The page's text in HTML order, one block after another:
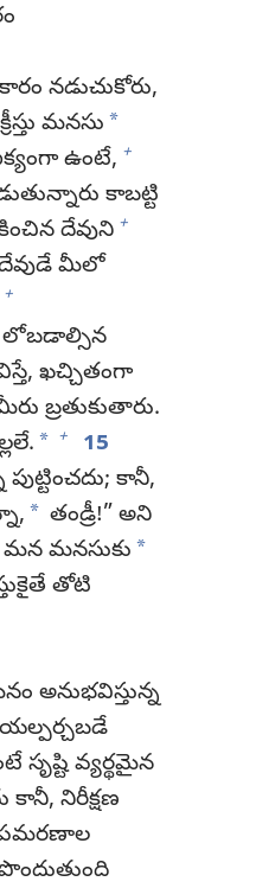
నడుచుకోరు,
మనసు *
ఉంటే, +
కాబట్టి
దేవుని +
దేవుడే మీలో
+
లోబడాల్సిన
ఖచ్చితంగా
బ్రతుకుతారు.
* +
15
కానీ,
* తండ్రీ!” అని
మన మనసుకు *
తోటి
సృష్టి వ్యర్థమైన
కానీ, నిరీక్షణ